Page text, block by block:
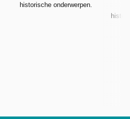
historische onderwerpen.